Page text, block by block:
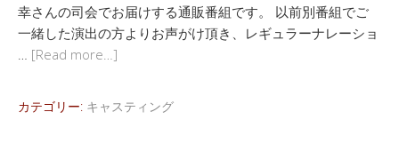
幸さんの司会でお届けする通販番組です。 以前別番組でご
一緒した演出の方よりお声がけ頂き、レギュラーナレーショ
[Read more…]
カテゴリー: キャスティング